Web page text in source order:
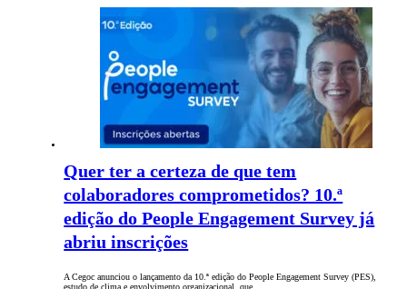
Quer ter a certeza de que tem
colaboradores comprometidos? 10.ª
edição do People Engagement Survey já
abriu inscrições
A Cegoc anunciou o lançamento da 10.ª edição do People Engagement Survey (PES),
estudo de clima e envolvimento organizacional, que…